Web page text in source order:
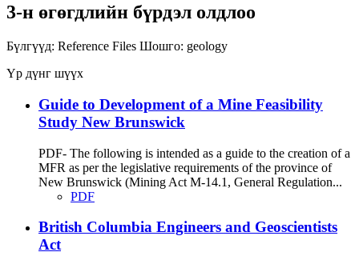
3-н өгөгдлийн бүрдэл олдлоо
Бүлгүүд: Reference Files Шошго: geology
Үр дүнг шүүх
Guide to Development of a Mine Feasibility
Study New Brunswick
PDF- The following is intended as a guide to the creation of a
MFR as per the legislative requirements of the province of
New Brunswick (Mining Act M-14.1, General Regulation...
PDF
British Columbia Engineers and Geoscientists
Act